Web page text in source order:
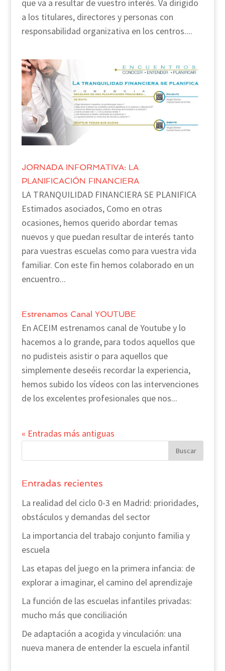
que va a resultar de vuestro interés. Va dirigido
a los titulares, directores y personas con
responsabilidad organizativa en los centros....
JORNADA INFORMATIVA: LA
PLANIFICACIÓN FINANCIERA
LA TRANQUILIDAD FINANCIERA SE PLANIFICA
Estimados asociados, Como en otras
ocasiones, hemos querido abordar temas
nuevos y que puedan resultar de interés tanto
para vuestras escuelas como para vuestra vida
familiar. Con este fin hemos colaborado en un
encuentro...
Estrenamos Canal YOUTUBE
En ACEIM estrenamos canal de Youtube y lo
hacemos a lo grande, para todos aquellos que
no pudisteis asistir o para aquellos que
simplemente deseéis recordar la experiencia,
hemos subido los vídeos con las intervenciones
de los excelentes profesionales que nos...
« Entradas más antiguas
Entradas recientes
La realidad del ciclo 0-3 en Madrid: prioridades,
obstáculos y demandas del sector
La importancia del trabajo conjunto familia y
escuela
Las etapas del juego en la primera infancia: de
explorar a imaginar, el camino del aprendizaje
La función de las escuelas infantiles privadas:
mucho más que conciliación
De adaptación a acogida y vinculación: una
nueva manera de entender la escuela infantil